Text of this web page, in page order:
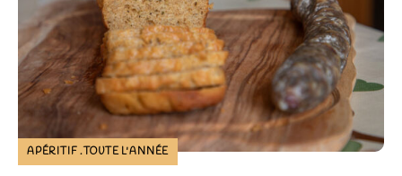
APÉRITIF TOUTE L'ANNÉE